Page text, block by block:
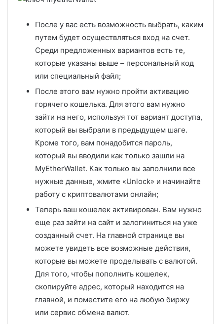
После у вас есть возможность выбрать, каким
путем будет осуществляться вход на счет.
Среди предложенных вариантов есть те,
которые указаны выше – персональный код
или специальный файл;
После этого вам нужно пройти активацию
горячего кошелька. Для этого вам нужно
зайти на него, используя тот вариант доступа,
который вы выбрали в предыдущем шаге.
Кроме того, вам понадобится пароль,
который вы вводили как только зашли на
MyEtherWallet. Как только вы заполнили все
нужные данные, жмите «Unlock» и начинайте
работу с криптовалютами онлайн;
Теперь ваш кошелек активирован. Вам нужно
еще раз зайти на сайт и залогиниться на уже
созданный счет. На главной странице вы
можете увидеть все возможные действия,
которые вы можете проделывать с валютой.
Для того, чтобы пополнить кошелек,
скопируйте адрес, который находится на
главной, и поместите его на любую биржу
или сервис обмена валют.